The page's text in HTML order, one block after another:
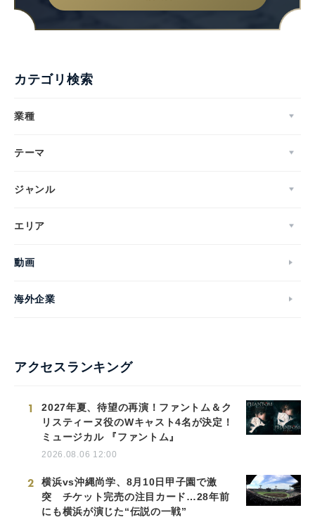
カテゴリ検索
業種
テーマ
ジャンル
エリア
動画
海外企業
アクセスランキング
1
2027年夏、待望の再演！ファントム＆ク
リスティーヌ役のWキャスト4名が決定！
ミュージカル 『ファントム』
2026.08.06 12:00
2
横浜vs沖縄尚学、8月10日甲子園で激
突 チケット完売の注目カード…28年前
にも横浜が演じた“伝説の一戦”